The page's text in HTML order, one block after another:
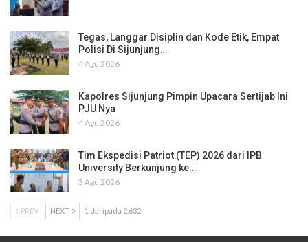
Tegas, Langgar Disiplin dan Kode Etik, Empat
Polisi Di Sijunjung…
4 Agu 2026
Kapolres Sijunjung Pimpin Upacara Sertijab Ini
PJU Nya
4 Agu 2026
Tim Ekspedisi Patriot (TEP) 2026 dari IPB
University Berkunjung ke…
3 Agu 2026
PREV NEXT 1 daripada 2,632